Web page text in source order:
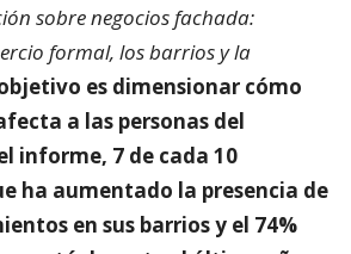
sobre negocios fachada:
formal, los barrios y la
es dimensionar cómo
a las personas del
informe, 7 de cada 10
ha aumentado la presencia de
en sus barrios y el 74%